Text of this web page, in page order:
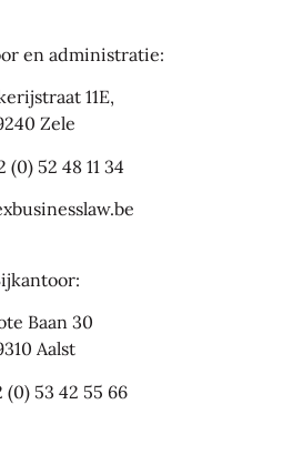
en administratie:
11E,
Zele
(0) 52 48 11 34
Baan 30
Aalst
(0) 53 42 55 66